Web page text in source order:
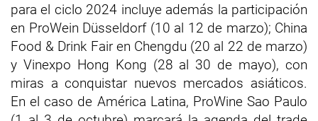
para el ciclo 2024 incluye además la participación
en ProWein Düsseldorf (10 al 12 de marzo); China
Food & Drink Fair en Chengdu (20 al 22 de marzo)
y Vinexpo Hong Kong (28 al 30 de mayo), con
miras a conquistar nuevos mercados asiáticos.
En el caso de América Latina, ProWine Sao Paulo